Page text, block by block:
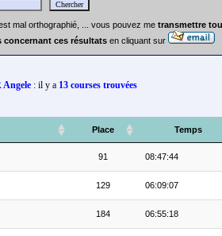
mal orthographié, ... vous pouvez me transmettre
concernant ces résultats en cliquant sur
Angele: il y a 13 courses trouvées
Place Temps
91 08:47:44
129 06:09:07
184 06:55:18